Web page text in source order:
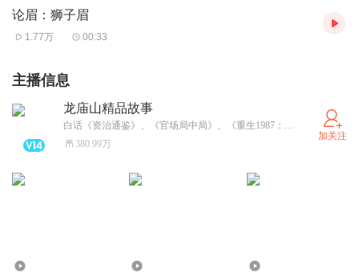
以点击“立即购买”来购买已更新的全部集数，每周更新5
集。
者将追究法律责任。
3、如在充值/购买环节遇到问题，可以通过页面左上方按
钮，分享至微信内使用微信支付完成。
4、在订阅或付费过程中，如有任何问题可在微信搜索公众
号【bestxmly】或搜索【喜马拉雅付费精品】来随时咨询问
论眉：狮子眉
1.77万 00:33
主播信息
龙庙山精品故事
白话《资治通鉴》、《官场局中局》、《重生1987：开局迎取富豪姐姐》、《乡野小傻医》、火热上架啦，超级精彩的小说，快来听书，还有好礼相送！合作请私信！
380.99万
加关注